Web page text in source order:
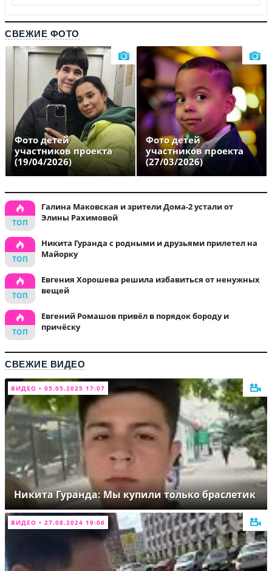
СВЕЖИЕ ФОТО
Фото детей
участников проекта
(19/04/2026)
Фото детей
участников проекта
(27/03/2026)
Галина Маковская и зрители Дома-2 устали от
Элины Рахимовой
Никита Гуранда с родными и друзьями прилетел на
Майорку
Евгения Хорошева решила избавиться от ненужных
вещей
Евгений Ромашов привёл в порядок бороду и
причёску
СВЕЖИЕ ВИДЕО
ВИДЕО • 05.05.2025 17:07
Никита Гуранда: Мы купили только браслетик
ВИДЕО • 27.08.2024 19:06